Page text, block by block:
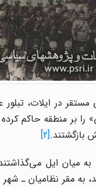
در ایلات، تبلور
بازگشتند.[2]
میان ایل
مقر نظامیان ـ